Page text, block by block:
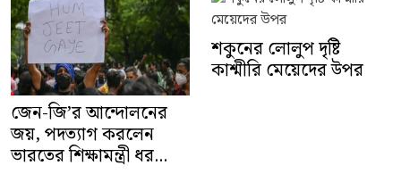
জেন-জি’র আন্দোলনের
জয়, পদত্যাগ করলেন
ভারতের শিক্ষামন্ত্রী ধর...
শকুনের লোলুপ দৃষ্টি
কাশ্মীরি মেয়েদের উপর